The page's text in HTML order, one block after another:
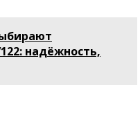
надёжность,